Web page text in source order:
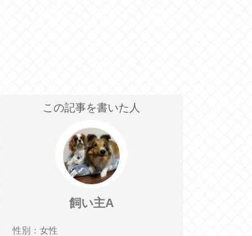
この記事を書いた人
飼い主A
性別：女性